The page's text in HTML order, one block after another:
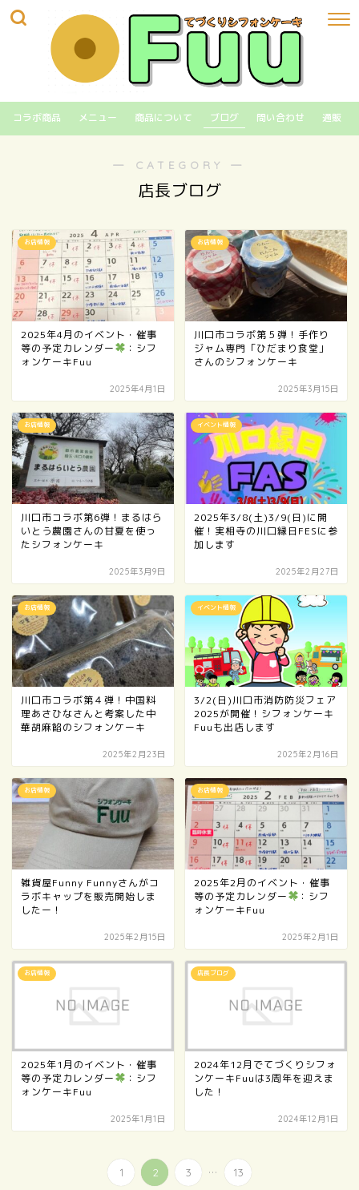
コラボ商品 メニュー 商品について ブログ 問い合わせ 通販
― CATEGORY ―
店長ブログ
お店情報
2025年4月のイベント・催事
等の予定カレンダー
：シフ
ォンケーキFuu
2025年4月1日
お店情報
川口市コラボ第５弾！手作り
ジャム専門「ひだまり食堂」
さんのシフォンケーキ
2025年3月15日
お店情報
川口市コラボ第6弾！まるはら
いとう農園さんの甘夏を使っ
たシフォンケーキ
2025年3月9日
イベント情報
2025年3/8(土)3/9(日)に開
催！実相寺の川口縁日FESに参
加します
2025年2月27日
お店情報
川口市コラボ第４弾！中国料
理あさひなさんと考案した中
華胡麻餡のシフォンケーキ
2025年2月23日
イベント情報
3/2(日)川口市消防防災フェア
2025が開催！シフォンケーキ
Fuuも出店します
2025年2月16日
お店情報
雑貨屋Funny Funnyさんがコ
ラボキャップを販売開始しま
したー！
2025年2月15日
お店情報
2025年2月のイベント・催事
等の予定カレンダー
：シフ
ォンケーキFuu
2025年2月1日
お店情報
2025年1月のイベント・催事
等の予定カレンダー
：シフ
ォンケーキFuu
2025年1月1日
店長ブログ
2024年12月でてづくりシフォ
ンケーキFuuは3周年を迎えま
した！
2024年12月1日
1 2 3 ... 13